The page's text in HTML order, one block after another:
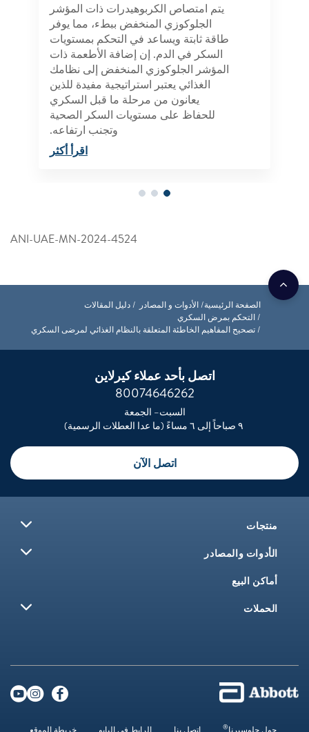
يتم امتصاص الكربوهيدرات ذات المؤشر
الجلوكوزي المنخفض ببطء، مما يوفر
طاقة ثابتة ويساعد في التحكم بمستويات
السكر في الدم. إن إضافة الأطعمة ذات
المؤشر الجلوكوزي المنخفض إلى نظامك
الغذائي يعتبر استراتيجية مفيدة للذين
يعانون من مرحلة ما قبل السكري
للحفاظ على مستويات السكر الصحية
وتجنب ارتفاعه.
اقرأ أكثر
ANI-UAE-MN-2024-4524
الصفحة الرئيسية الأدوات و المصادر
دليل المقالات
التحكم بمرض السكري
تصحيح المفاهيم الخاطئة المتعلقة بالنظام الغذائي لمرضى السكري
اتصل بأحد عملاء كيرلاين
80074646262
السبت– الجمعة
اتصل الآن
منتجات
الأدوات والمصادر
أماكن البيع
الحملات
®